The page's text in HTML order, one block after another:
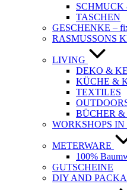
SCHMUCK
TASCHEN
GESCHENKE –
RASMUSSONS
LIVING
DEKO &
KÜCHE &
TEXTILES
BÜCHER &
WORKSHOPS
METERWARE
100%
GUTSCHEINE
DIY AND